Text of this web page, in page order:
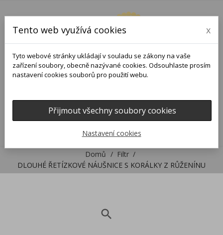
Domů
Filtr
DLOUHÉ ŘETÍZKOVÉ NÁUŠNICE S KORÁLKY Z RŮŽENÍNU
search
Tento web využívá cookies x
Tyto webové stránky ukládají v souladu se zákony na vaše
zařízení soubory, obecně nazývané cookies. Odsouhlaste prosím
nastavení cookies souborů pro použití webu.
Přijmout všechny soubory cookies
Nastavení cookies